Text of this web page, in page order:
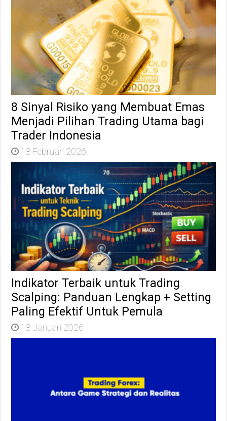
8 Sinyal Risiko yang Membuat Emas
Menjadi Pilihan Trading Utama bagi
Trader Indonesia
18 Februari 2026
Indikator Terbaik untuk Trading
Scalping: Panduan Lengkap + Setting
Paling Efektif Untuk Pemula
18 Januari 2026